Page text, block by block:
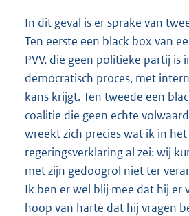
In dit geval is er sprake van
Ten eerste een black box van
PVV, die geen politieke partij is
democratisch proces, met
kans krijgt. Ten tweede een
coalitie die geen echte
wreekt zich precies wat ik in
regeringsverklaring al zei: wij
met zijn gedoogrol niet ter
Ik ben er wel blij mee dat hij er
hoop van harte dat hij vragen